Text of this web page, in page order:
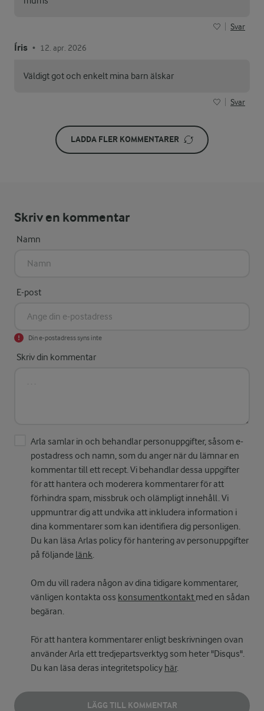
Svar
Íris • 12. apr. 2026
Väldigt got och enkelt mina barn älskar
Svar
LADDA FLER KOMMENTARER
Skriv en kommentar
Namn
E-post
Din e-postadress syns inte
Skriv din kommentar
Arla samlar in och behandlar personuppgifter, såsom e-
postadress och namn, som du anger när du lämnar en
kommentar till ett recept. Vi behandlar dessa uppgifter
för att hantera och moderera kommentarer för att
förhindra spam, missbruk och olämpligt innehåll. Vi
uppmuntrar dig att undvika att inkludera information i
dina kommentarer som kan identifiera dig personligen.
Du kan läsa Arlas policy för hantering av personuppgifter
på följande länk.
Om du vill radera någon av dina tidigare kommentarer,
vänligen kontakta oss konsumentkontakt med en sådan
begäran.
För att hantera kommentarer enligt beskrivningen ovan
använder Arla ett tredjepartsverktyg som heter "Disqus".
Du kan läsa deras integritetspolicy här.
LÄGG TILL KOMMENTAR